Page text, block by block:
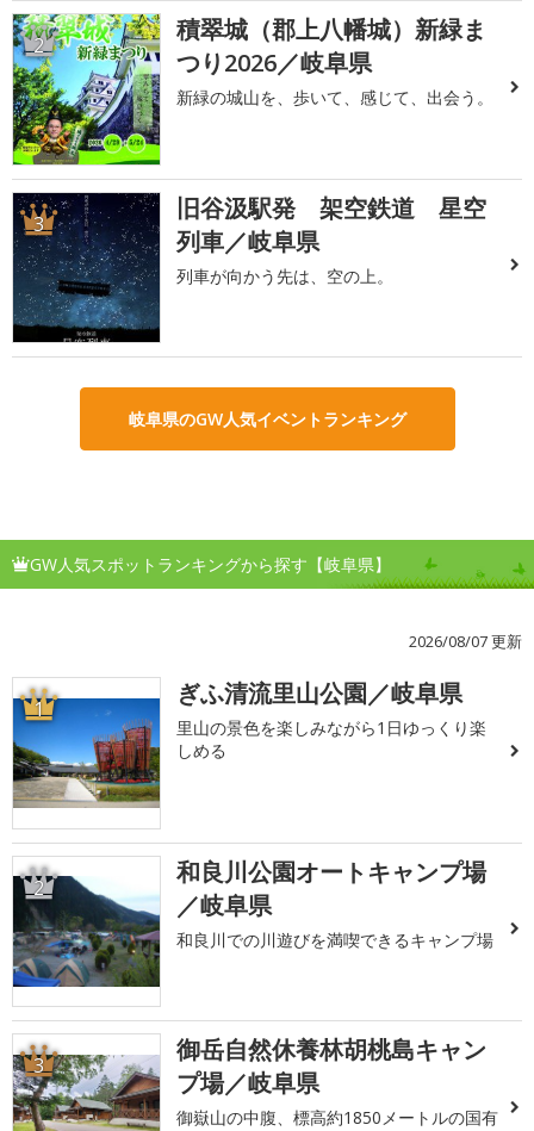
2
積翠城（郡上八幡城）新緑ま
つり2026／岐阜県
新緑の城山を、歩いて、感じて、出会う。
3
旧谷汲駅発 架空鉄道 星空
列車／岐阜県
列車が向かう先は、空の上。
岐阜県のGW人気イベントランキング
GW人気スポットランキングから探す【岐阜県】
2026/08/07 更新
1 ぎふ清流里山公園／岐阜県
里山の景色を楽しみながら1日ゆっくり楽
しめる
2
和良川公園オートキャンプ場
／岐阜県
和良川での川遊びを満喫できるキャンプ場
3
御岳自然休養林胡桃島キャン
プ場／岐阜県
御嶽山の中腹、標高約1850メートルの国有